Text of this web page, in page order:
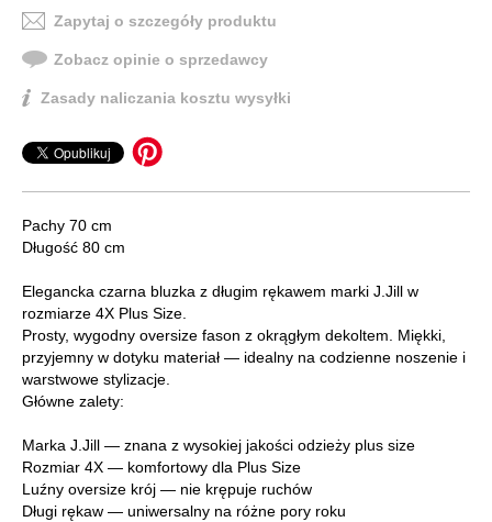
Zapytaj o szczegóły produktu
Zobacz opinie o sprzedawcy
Zasady naliczania kosztu wysyłki
Pachy 70 cm
Długość 80 cm
Elegancka czarna bluzka z długim rękawem marki J.Jill w
rozmiarze 4X Plus Size.
Prosty, wygodny oversize fason z okrągłym dekoltem. Miękki,
przyjemny w dotyku materiał — idealny na codzienne noszenie i
warstwowe stylizacje.
Główne zalety:
Marka J.Jill — znana z wysokiej jakości odzieży plus size
Rozmiar 4X — komfortowy dla Plus Size
Luźny oversize krój — nie krępuje ruchów
Długi rękaw — uniwersalny na różne pory roku